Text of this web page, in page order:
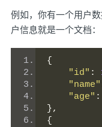
例如，你有一个用户
户信息就是一个文档：
{
"id" :
"name"
"age" :
},
{